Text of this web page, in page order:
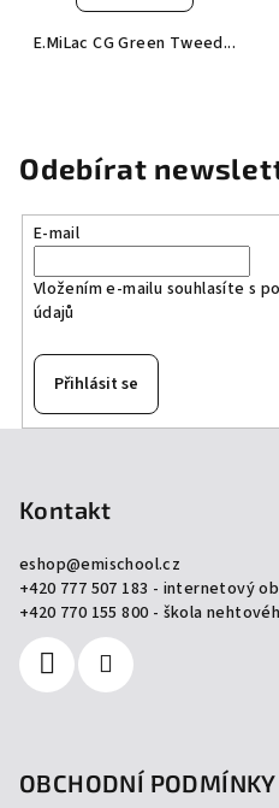
E.MiLac CG Green Tweed...
Odebírat
E-mail
Vložením e-mailu souhlasíte s
údajů
Přihlásit se
Kontakt
eshop@emischool.cz
+420 777 507 183 - internetový
+420 770 155 800 - škola
OBCHODNÍ PODMÍNKY